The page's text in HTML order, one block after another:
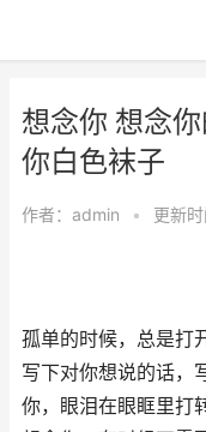
想念你 想念
你白色袜子
作者： admin • 更新
孤单的时候，总是打
写下对你想说的话，
你，眼泪在眼眶里打